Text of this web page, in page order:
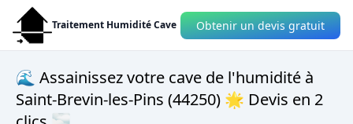
Traitement Humidité Cave Obtenir un devis gratuit
🌊 Assainissez votre cave de l'humidité à
Saint-Brevin-les-Pins (44250) 🌟 Devis en 2